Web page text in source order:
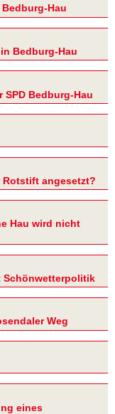
Hau
Bedburg-Hau
Bedburg-Hau
Rotstift angesetzt?
Hau wird nicht
Schönwetterpolitik
Weg
eines